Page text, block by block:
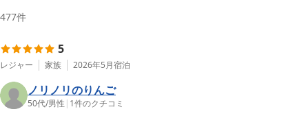
477件
5
レジャー 家族 2026年5月宿泊
ノリノリのりんご
50代/男性 | 1件のクチコミ